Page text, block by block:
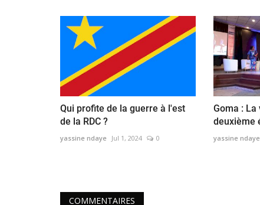
Qui profite de la guerre à l'est
de la RDC ?
yassine ndaye Jul 1, 2024 0
Goma : La
deuxième
yassine ndaye
COMMENTAIRES
participer à la
qu’ils expriment
Reconnaissance des diplômes,
Professeur Lucien Zihindula...
yassine ndaye